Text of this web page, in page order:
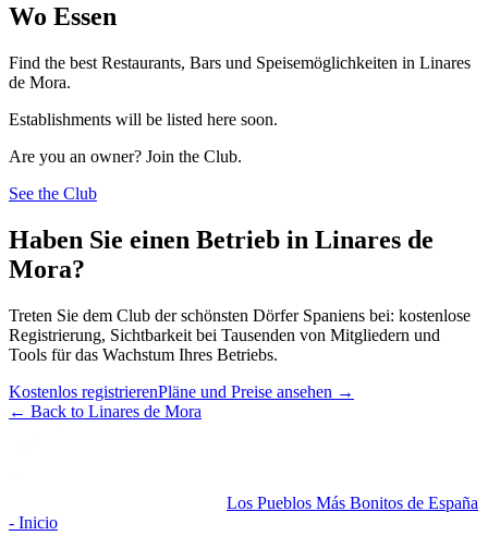
Wo Essen
Find the best Restaurants, Bars und Speisemöglichkeiten in Linares
de Mora.
Establishments will be listed here soon.
Are you an owner? Join the Club.
See the Club
Haben Sie einen Betrieb in Linares de
Mora?
Treten Sie dem Club der schönsten Dörfer Spaniens bei: kostenlose
Registrierung, Sichtbarkeit bei Tausenden von Mitgliedern und
Tools für das Wachstum Ihres Betriebs.
Kostenlos registrierenPläne und Preise ansehen →
← Back to Linares de Mora
Los Pueblos Más Bonitos de España
- Inicio